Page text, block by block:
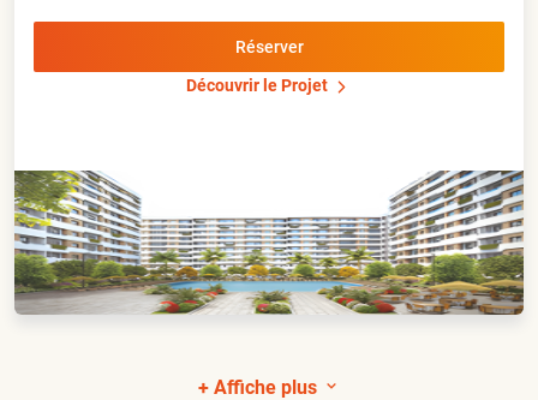
Réserver
Découvrir le Projet
+ Affiche plus